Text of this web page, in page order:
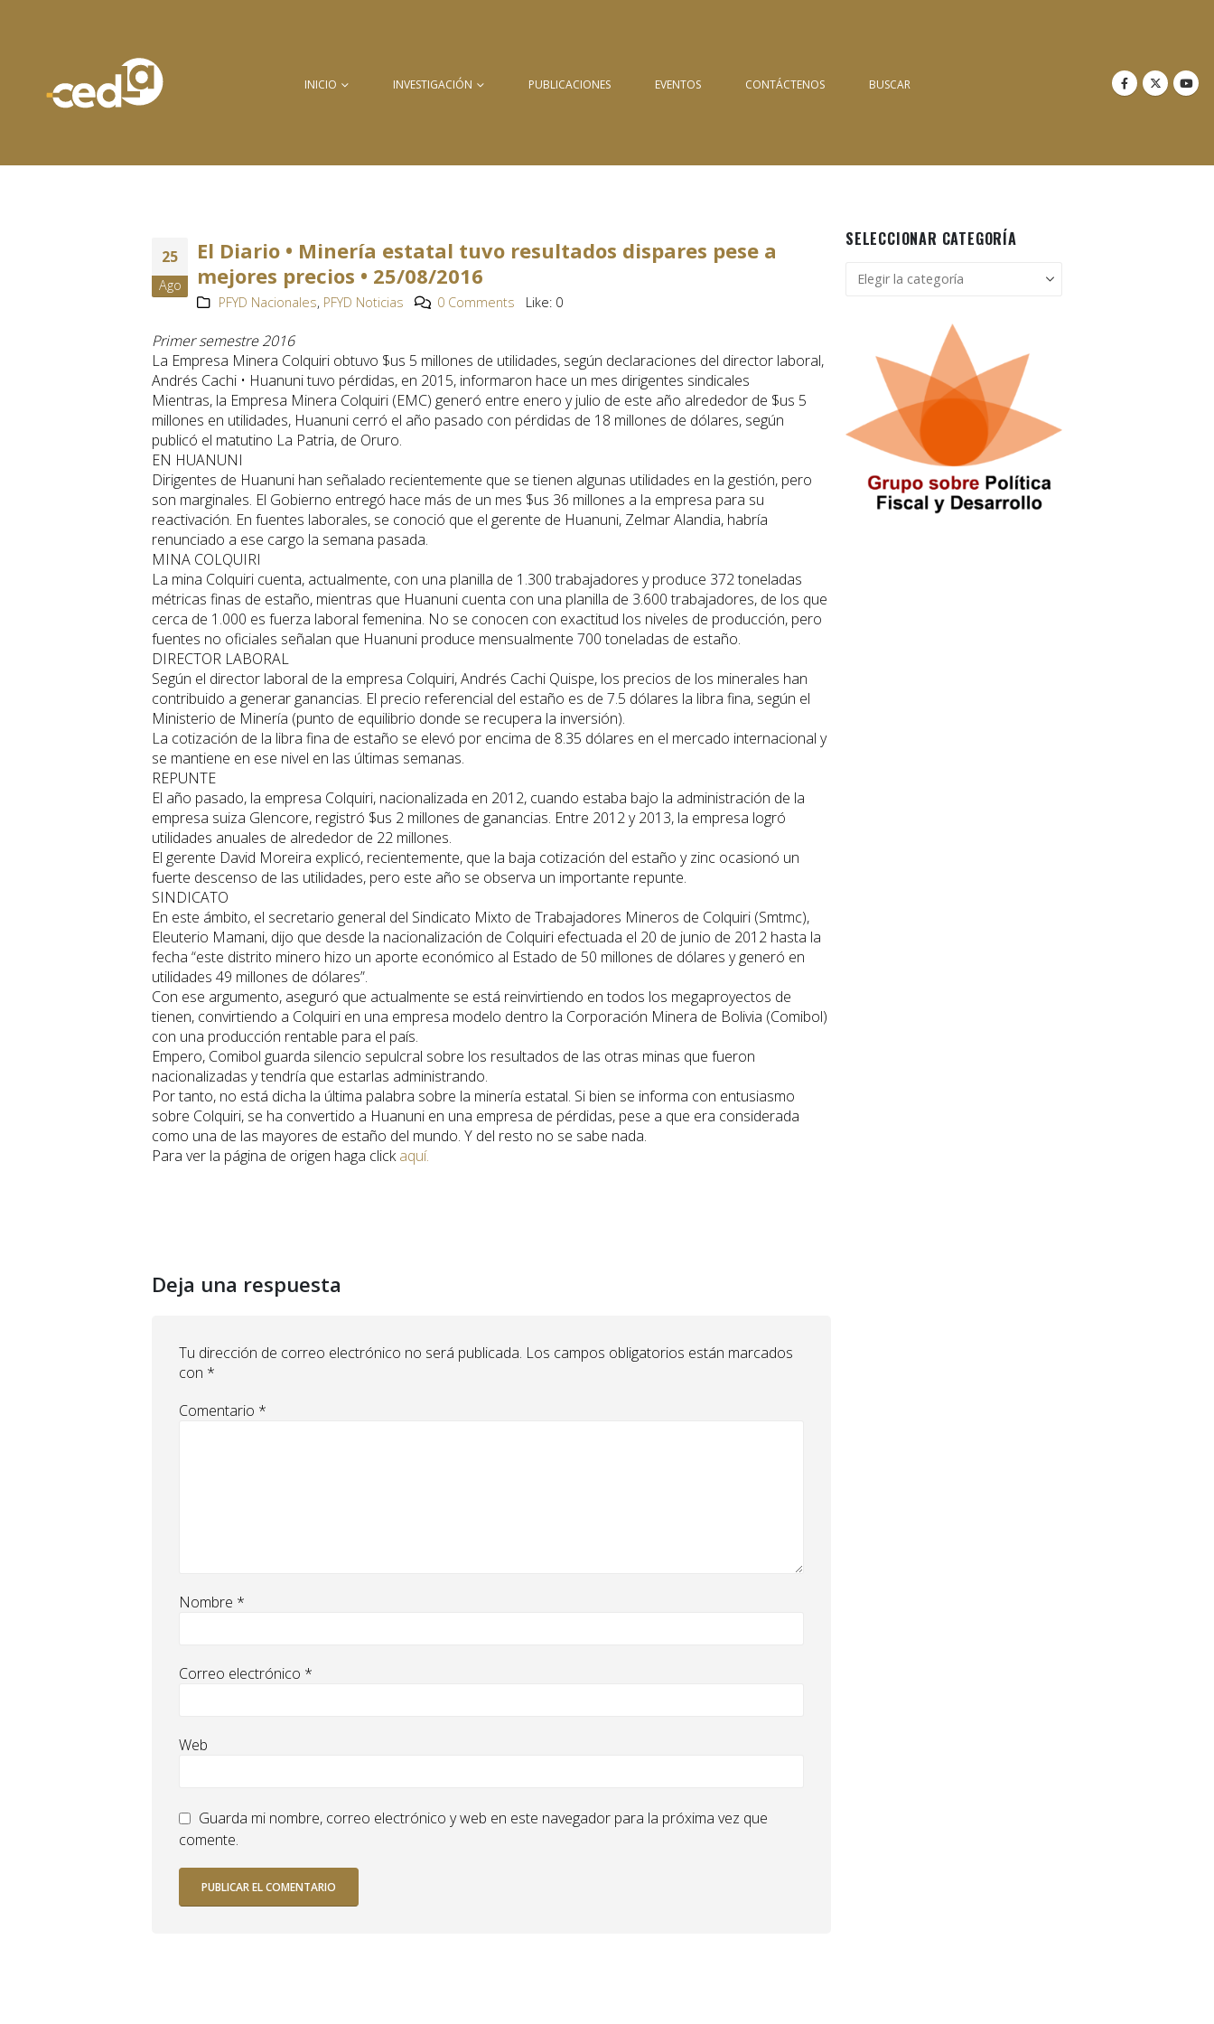
INICIO INVESTIGACIÓN PUBLICACIONES EVENTOS CONTÁCTENOS BUSCAR
25
Ago
El Diario • Minería estatal tuvo resultados dispares pese a
mejores precios • 25/08/2016
PFYD Nacionales, PFYD Noticias 0 Comments Like: 0
Primer semestre 2016
La Empresa Minera Colquiri obtuvo $us 5 millones de utilidades, según declaraciones del director laboral,
Andrés Cachi • Huanuni tuvo pérdidas, en 2015, informaron hace un mes dirigentes sindicales
Mientras, la Empresa Minera Colquiri (EMC) generó entre enero y julio de este año alrededor de $us 5
millones en utilidades, Huanuni cerró el año pasado con pérdidas de 18 millones de dólares, según
publicó el matutino La Patria, de Oruro.
EN HUANUNI
Dirigentes de Huanuni han señalado recientemente que se tienen algunas utilidades en la gestión, pero
son marginales. El Gobierno entregó hace más de un mes $us 36 millones a la empresa para su
reactivación. En fuentes laborales, se conoció que el gerente de Huanuni, Zelmar Alandia, habría
renunciado a ese cargo la semana pasada.
MINA COLQUIRI
La mina Colquiri cuenta, actualmente, con una planilla de 1.300 trabajadores y produce 372 toneladas
métricas finas de estaño, mientras que Huanuni cuenta con una planilla de 3.600 trabajadores, de los que
cerca de 1.000 es fuerza laboral femenina. No se conocen con exactitud los niveles de producción, pero
fuentes no oficiales señalan que Huanuni produce mensualmente 700 toneladas de estaño.
DIRECTOR LABORAL
Según el director laboral de la empresa Colquiri, Andrés Cachi Quispe, los precios de los minerales han
contribuido a generar ganancias. El precio referencial del estaño es de 7.5 dólares la libra fina, según el
Ministerio de Minería (punto de equilibrio donde se recupera la inversión).
La cotización de la libra fina de estaño se elevó por encima de 8.35 dólares en el mercado internacional y
se mantiene en ese nivel en las últimas semanas.
REPUNTE
El año pasado, la empresa Colquiri, nacionalizada en 2012, cuando estaba bajo la administración de la
empresa suiza Glencore, registró $us 2 millones de ganancias. Entre 2012 y 2013, la empresa logró
utilidades anuales de alrededor de 22 millones.
El gerente David Moreira explicó, recientemente, que la baja cotización del estaño y zinc ocasionó un
fuerte descenso de las utilidades, pero este año se observa un importante repunte.
SINDICATO
En este ámbito, el secretario general del Sindicato Mixto de Trabajadores Mineros de Colquiri (Smtmc),
Eleuterio Mamani, dijo que desde la nacionalización de Colquiri efectuada el 20 de junio de 2012 hasta la
fecha “este distrito minero hizo un aporte económico al Estado de 50 millones de dólares y generó en
utilidades 49 millones de dólares”.
Con ese argumento, aseguró que actualmente se está reinvirtiendo en todos los megaproyectos de
tienen, convirtiendo a Colquiri en una empresa modelo dentro la Corporación Minera de Bolivia (Comibol)
con una producción rentable para el país.
Empero, Comibol guarda silencio sepulcral sobre los resultados de las otras minas que fueron
nacionalizadas y tendría que estarlas administrando.
Por tanto, no está dicha la última palabra sobre la minería estatal. Si bien se informa con entusiasmo
sobre Colquiri, se ha convertido a Huanuni en una empresa de pérdidas, pese a que era considerada
como una de las mayores de estaño del mundo. Y del resto no se sabe nada.
Para ver la página de origen haga clickaquí.
Deja una respuesta
Tu dirección de correo electrónico no será publicada. Los campos obligatorios están marcados
con *
Comentario *
Nombre *
Correo electrónico *
Web
Guarda mi nombre, correo electrónico y web en este navegador para la próxima vez que
comente.
SELECCIONAR CATEGORÍA
Seleccionar
categoría